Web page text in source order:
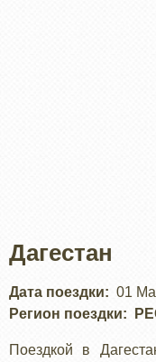
Дагестан
Дата поездки
01
Регион поездки
Поездкой в